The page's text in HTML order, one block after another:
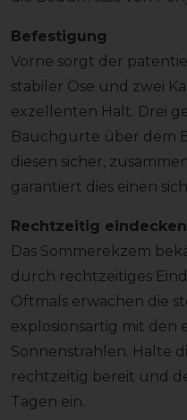
Befestigung
Vorne sorgt der
stabiler Öse und zwei
exzellenten Halt. Drei
Bauchgurte über dem
diesen sicher,
garantiert dies einen
Rechtzeitig eindecken
Das Sommerekzem
durch rechtzeitiges
Oftmals erwachen die
explosionsartig mit den
Sonnenstrahlen. Halte
rechtzeitig bereit und
Tagen ein.